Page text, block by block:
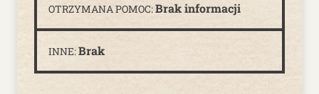
OTRZYMANA POMOC:Brak informacji
INNE:Brak